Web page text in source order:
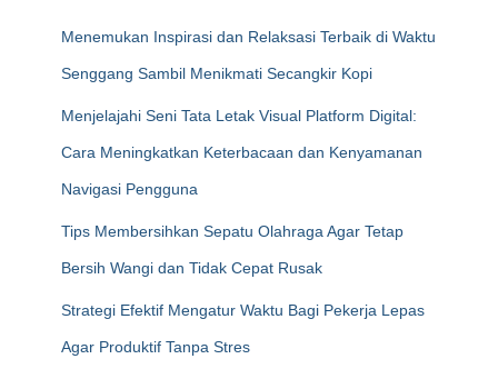
Menemukan Inspirasi dan Relaksasi Terbaik di Waktu
Senggang Sambil Menikmati Secangkir Kopi
Menjelajahi Seni Tata Letak Visual Platform Digital:
Cara Meningkatkan Keterbacaan dan Kenyamanan
Navigasi Pengguna
Tips Membersihkan Sepatu Olahraga Agar Tetap
Bersih Wangi dan Tidak Cepat Rusak
Strategi Efektif Mengatur Waktu Bagi Pekerja Lepas
Agar Produktif Tanpa Stres